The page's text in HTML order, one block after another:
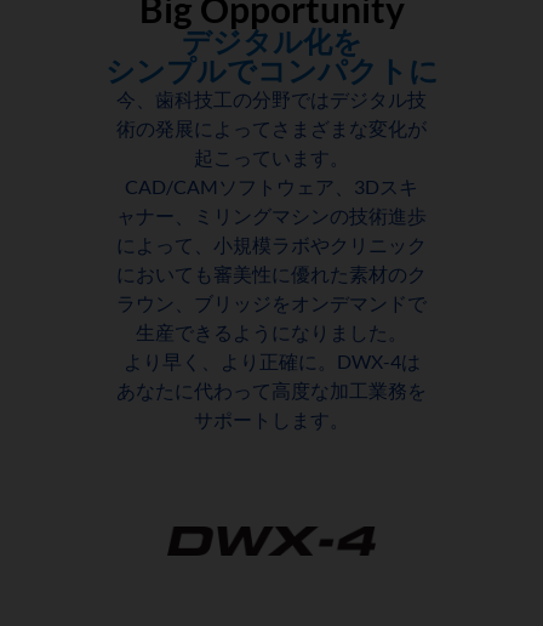
Big Opportunity
デジタル化を
シンプルでコンパクトに
今、歯科技工の分野ではデジタル技
術の発展によってさまざまな変化が
起こっています。
CAD/CAMソフトウェア、3Dスキ
ャナー、ミリングマシンの技術進歩
によって、小規模ラボやクリニック
においても審美性に優れた素材のク
ラウン、ブリッジをオンデマンドで
生産できるようになりました。
より早く、より正確に。DWX-4は
あなたに代わって高度な加工業務を
サポートします。